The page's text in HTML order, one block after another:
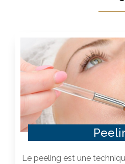
Le peeling est une